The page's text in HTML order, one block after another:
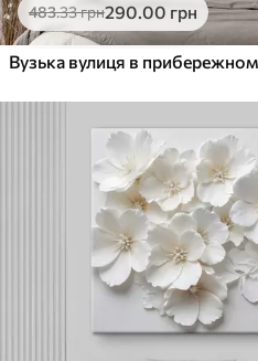
483.33грн290.00 грн